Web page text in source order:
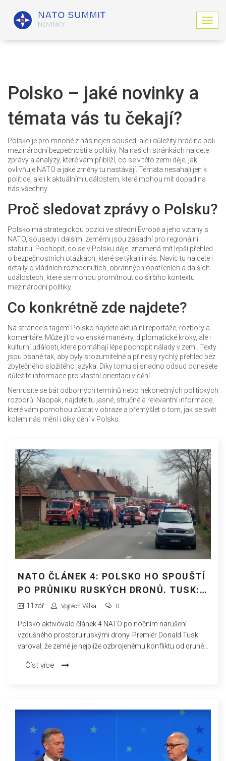
Z
o
g
a
Polsko – jaké novinky a
témata vás tu čekají?
Polsko je pro mnohé z nás nejen soused, ale i důležitý hráč na poli
mezinárodní bezpečnosti a politiky. Na našich stránkách najdete
zprávy a analýzy, které vám přiblíží, co se v této zemi děje, jak
ovlivňuje NATO a jaké změny tu nastávají. Témata nesahají jen k
politice, ale i k aktuálním událostem, které mohou mít dopad na
nás všechny.
Proč sledovat zprávy o Polsku?
Polsko má strategickou pozici ve střední Evropě a jeho vztahy s
NATO, sousedy i dalšími zeměmi jsou zásadní pro regionální
stabilitu. Pochopit, co se v Polsku děje, znamená mít lepší přehled
o bezpečnostních otázkách, které se týkají i nás. Navíc tu najdete i
detaily o vládních rozhodnutích, obranných opatřeních a dalších
událostech, které se mohou promítnout do širšího kontextu
mezinárodní politiky.
Co konkrétně zde najdete?
Na stránce s tagem Polsko najdete aktuální reportáže, rozbory a
komentáře. Může jít o vojenské manévry, diplomatické kroky, ale i
kulturní události, které pomáhají lépe pochopit nálady v zemi. Texty
jsou psané tak, aby byly srozumitelné a přinesly rychlý přehled bez
zbytečného složitého jazyka. Díky tomu si snadno odsud odnesete
důležité informace pro vlastní orientaci v dění.
Nemusíte se bát odborných termínů nebo nekonečných politických
rozborů. Naopak, najdete tu jasné, stručné a relevantní informace,
které vám pomohou zůstat v obraze a přemýšlet o tom, jak se svět
kolem nás mění i díky dění v Polsku.
NATO ČLÁNEK 4: POLSKO HO SPOUŠTÍ
PO PRŮNIKU RUSKÝCH DRONŮ. TUSK:
NEJBLÍŽ VÁLCE OD DRUHÉ SVĚTOVÉ
11 zář Vojtěch Válka 0
Polsko aktivovalo článek 4 NATO po nočním narušení
vzdušného prostoru ruskými drony. Premiér Donald Tusk
varoval, že země je nejblíže ozbrojenému konfliktu od druhé
čtyři sestřely, většina dronů přiletěla z Běloruska. Varšava
Číst více